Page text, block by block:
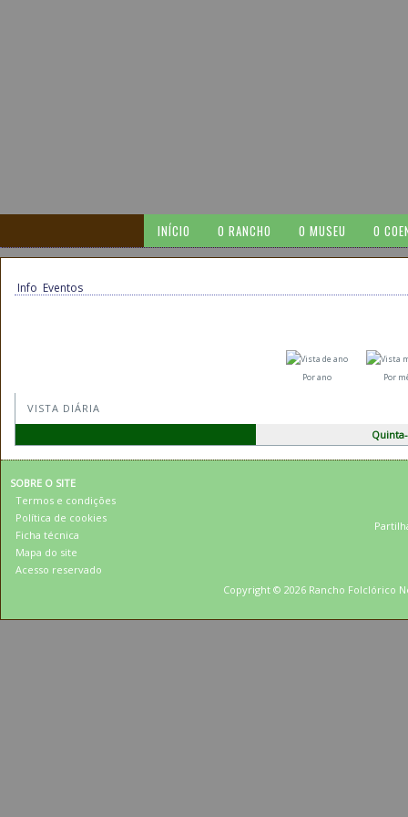
INÍCIO O RANCHO O MUSEU O
Info Eventos
Por ano Por
VISTA DIÁRIA
SOBRE O SITE
Termos e condições
Política de cookies
Ficha técnica
Mapa do site
Acesso reservado
Copyright © 2026 Rancho Folclórico